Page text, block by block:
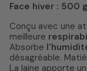
Face hiver : 500
Conçu avec une
meilleure
Absorbe
désagréable.
La laine apporte